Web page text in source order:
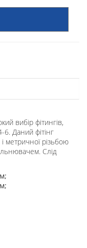
вибір фітингів,
Даний фітінг
метричної різьбою
Слід